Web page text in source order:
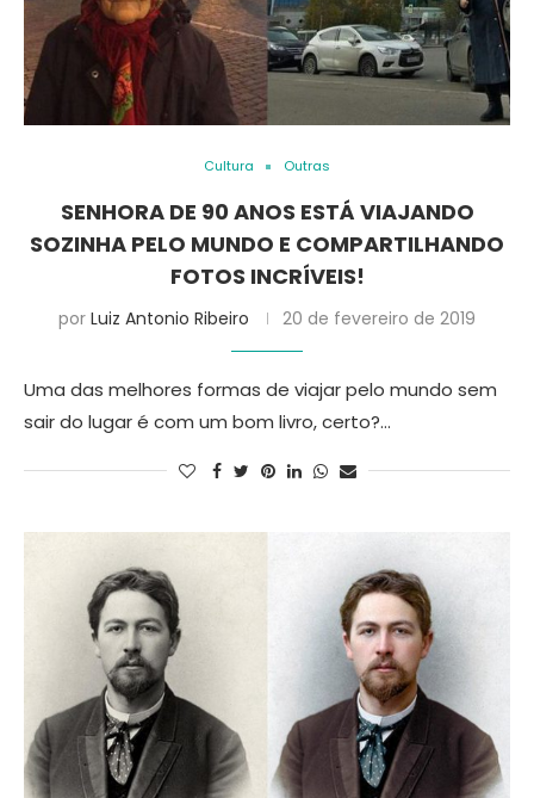
Cultura Outras
SENHORA DE 90 ANOS ESTÁ VIAJANDO
SOZINHA PELO MUNDO E COMPARTILHANDO
FOTOS INCRÍVEIS!
por Luiz Antonio Ribeiro 20 de fevereiro de 2019
Uma das melhores formas de viajar pelo mundo sem
sair do lugar é com um bom livro, certo?…